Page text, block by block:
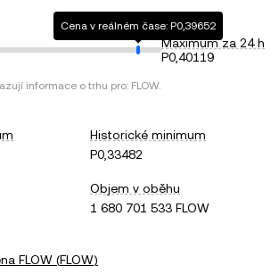
Cena v reálném čase: P0,39652
Maximum za 24 h
P0,40119
informace o trhu pro: FLOW.
Historické minimum
P0,33482
Objem v oběhu
1 680 701 533 FLOW
FLOW (FLOW)